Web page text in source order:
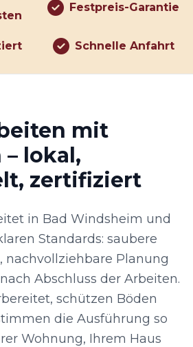
Festpreis-Garantie
Schnelle Anfahrt
mit
lokal,
zertifiziert
in Bad Windsheim und
Standards: saubere
nachvollziehbare Planung
Abschluss der Arbeiten.
schützen Böden
die Ausführung so
Wohnung, Ihrem Haus